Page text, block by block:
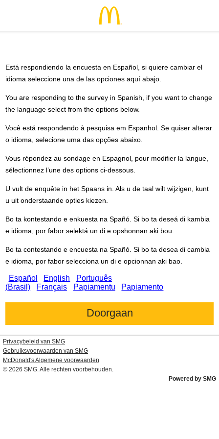
Está respondiendo la encuesta en Español, si quiere cambiar el
idioma seleccione una de las opciones aquí abajo.
You are responding to the survey in Spanish, if you want to change
the language select from the options below.
Você está respondendo à pesquisa em Espanhol. Se quiser alterar
o idioma, selecione uma das opções abaixo.
Vous répondez au sondage en Espagnol, pour modifier la langue,
sélectionnez l’une des options ci-dessous.
U vult de enquête in het Spaans in. Als u de taal wilt wijzigen, kunt
u uit onderstaande opties kiezen.
Bo ta kontestando e enkuesta na Spañó. Si bo ta deseá di kambia
e idioma, por fabor selektá un di e opshonnan aki bou.
Bo ta contestando e encuesta na Spañó. Si bo ta desea di cambia
e idioma, por fabor selecciona un di e opcionnan aki bao.
Español English
Português
(Brasil)
Français Papiamentu Papiamento
Privacybeleid van SMG
Gebruiksvoorwaarden van SMG
McDonald'sAlgemene voorwaarden
© 2026 SMG . Alle rechten voorbehouden.
Powered by SMG